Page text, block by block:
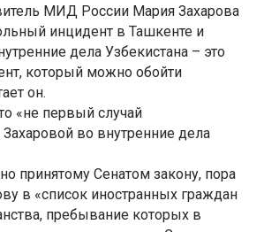
МИД России Мария Захарова
инцидент в Ташкенте и
дела Узбекистана – это
который можно обойти
он.
«не первый случай
во внутренние дела
принятому Сенатом закону, пора
в «список иностранных граждан
пребывание которых в